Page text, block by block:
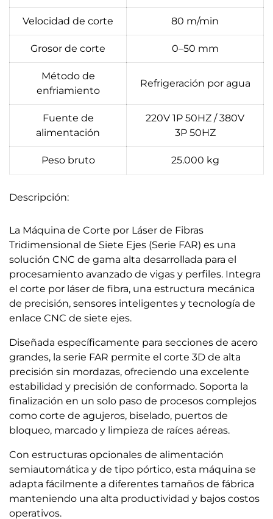
Velocidad de corte 80 m/min
Grosor de corte 0–50 mm
Método de
enfriamiento
Refrigeración por agua
Fuente de
alimentación
220V 1P 50HZ / 380V
3P 50HZ
Peso bruto 25.000 kg
Descripción:
La Máquina de Corte por Láser de Fibras
Tridimensional de Siete Ejes (Serie FAR) es una
solución CNC de gama alta desarrollada para el
procesamiento avanzado de vigas y perfiles. Integra
el corte por láser de fibra, una estructura mecánica
de precisión, sensores inteligentes y tecnología de
enlace CNC de siete ejes.
Diseñada específicamente para secciones de acero
grandes, la serie FAR permite el corte 3D de alta
precisión sin mordazas, ofreciendo una excelente
estabilidad y precisión de conformado. Soporta la
finalización en un solo paso de procesos complejos
como corte de agujeros, biselado, puertos de
bloqueo, marcado y limpieza de raíces aéreas.
Con estructuras opcionales de alimentación
semiautomática y de tipo pórtico, esta máquina se
adapta fácilmente a diferentes tamaños de fábrica
manteniendo una alta productividad y bajos costos
operativos.